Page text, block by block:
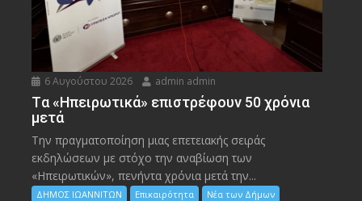
6 Αυγούστου 2026 admin admin
Tα «Ηπειρωτικά» επιστρέφουν 50 χρόνια
μετά
Την πραγματοποίηση μιας επετειακής σειράς
εκδηλώσεων με στόχο την αναβίωση των
«Ηπειρωτικών», πενήντα χρόνια μετά την...
ΔΗΜΟΣ ΙΩΑΝΝΙΤΩΝ Επικαιρότητα
Νέα των Δήμων